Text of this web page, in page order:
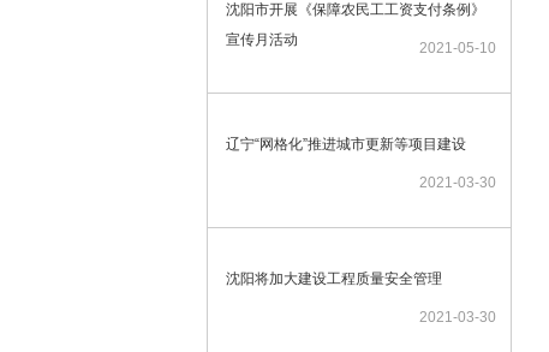
沈阳市开展《保障农民工工资支付条例》
宣传月活动
2021-05-10
辽宁“网格化”推进城市更新等项目建设
2021-03-30
沈阳将加大建设工程质量安全管理
2021-03-30